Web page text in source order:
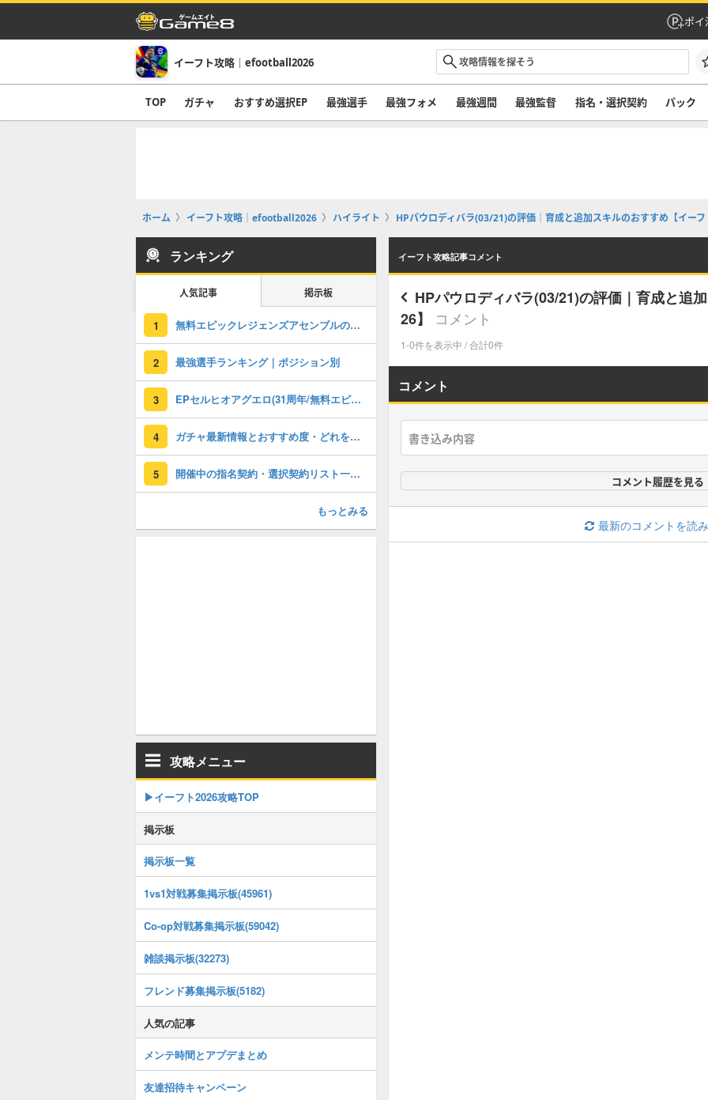
ポイ
イーフト攻略｜efootball2026
TOP ガチャ おすすめ選択EP 最強選手 最強フォメ 最強週間 最強監督 指名・選択契約 パック
ホーム イーフト攻略｜efootball2026 ハイライト HPパウロディバラ(03/21)の評価｜育成と追加スキルのおすすめ【イーフ
イーフト攻略記事コメント
HPパウロディバラ(03/21)の評価｜育成と追
26】
コメント
1-0件を表示中 / 合計0件
コメント
コメント履歴を見る
最新のコメントを読
ランキング
人気記事 掲示板
1 無料エピックレジェンズアセンブルのおすすめ選択(当たり)選手ランキングと引き方
2 最強選手ランキング｜ポジション別
3 EPセルヒオアグエロ(31周年/無料エピック)の評価とおすすめ育成・スキル追加
4 ガチャ最新情報とおすすめ度・どれを引くべき？
5 開催中の指名契約・選択契約リスト一覧とおすすめ獲得選手
もっとみる
攻略メニュー
▶イーフト2026攻略TOP
掲示板
掲示板一覧
1vs1対戦募集掲示板(45961)
Co-op対戦募集掲示板(59042)
雑談掲示板(32273)
フレンド募集掲示板(5182)
人気の記事
メンテ時間とアプデまとめ
友達招待キャンペーン